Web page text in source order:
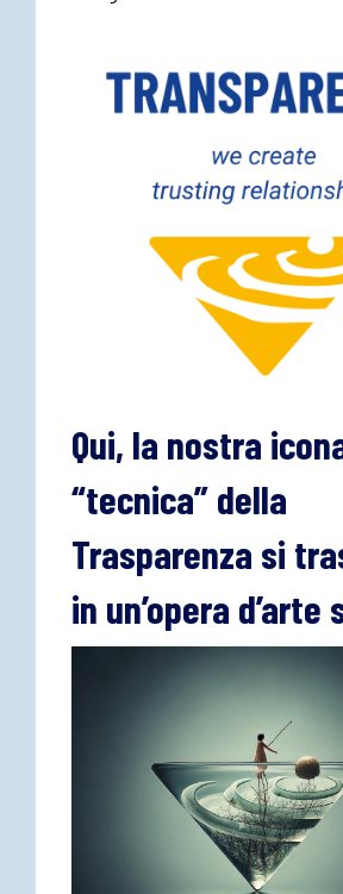
Qui, la nostra
“tecnica” della
Trasparenza si
in un’opera d’arte